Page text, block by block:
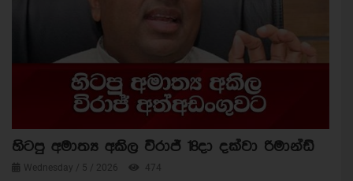
හිටපු අමාත්‍ය අකිල විරාජ් 18දා දක්වා රිමාන්ඩ්
Wednesday / 5 / 2026 474